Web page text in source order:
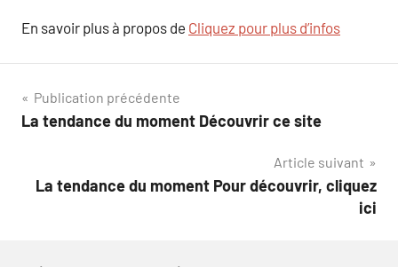
En savoir plus à propos de Cliquez pour plus d’infos
Navigation
de
Publication précédente
La tendance du moment Découvrir ce site
Article suivant
La tendance du moment Pour découvrir, cliquez
ici